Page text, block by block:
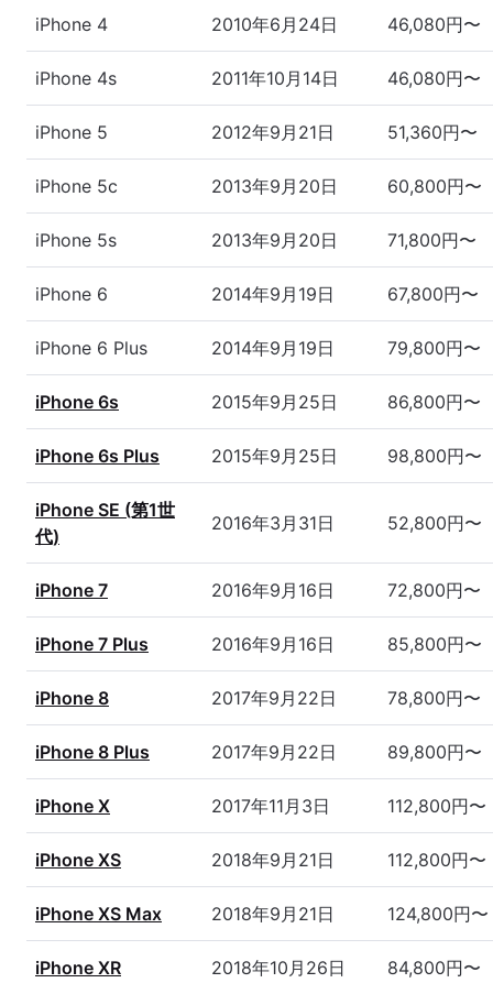
iPhone 4 2010年6月24日 46,080円〜
iPhone 4s 2011年10月14日 46,080円〜
iPhone 5 2012年9月21日 51,360円〜
iPhone 5c 2013年9月20日 60,800円〜
iPhone 5s 2013年9月20日 71,800円〜
iPhone 6 2014年9月19日 67,800円〜
iPhone 6 Plus 2014年9月19日 79,800円〜
iPhone 6s 2015年9月25日 86,800円〜
iPhone 6s Plus 2015年9月25日 98,800円〜
iPhone SE (第1世
代)
2016年3月31日 52,800円〜
iPhone 7 2016年9月16日 72,800円〜
iPhone 7 Plus 2016年9月16日 85,800円〜
iPhone 8 2017年9月22日 78,800円〜
iPhone 8 Plus 2017年9月22日 89,800円〜
iPhone X 2017年11月3日 112,800円〜
iPhone XS 2018年9月21日 112,800円〜
iPhone XS Max 2018年9月21日 124,800円〜
iPhone XR 2018年10月26日 84,800円〜